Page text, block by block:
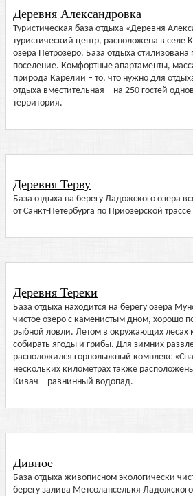
Деревня Александровка
Туристическая база отдыха «Деревня
туристический центр, расположена в селе
озера Петрозеро. База отдыха стилизована
поселение. Комфортные апартаменты,
природа Карелии – то, что нужно для
отдыха вместительная – на 250 гостей
территория.
Деревня Терву
База отдыха на берегу Ладожского озера
от Санкт-Петербурга по Приозерской трассе
Деревня Тереки
База отдыха находится на берегу озера
чистое озеро с каменистым дном, хорошо
рыбной ловли. Летом в окружающих лесах
собирать ягоды и грибы. Для зимних
расположился горнолыжный комплекс
нескольких километрах также
Кивач – равнинный водопад.
Дивное
База отдыха живописном экологически
берегу залива Метсоланселькя